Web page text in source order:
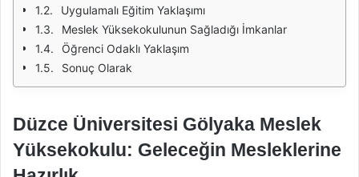
Uygulamalı Eğitim Yaklaşımı
Meslek Yüksekokulunun Sağladığı İmkanlar
Öğrenci Odaklı Yaklaşım
Sonuç Olarak
Düzce Üniversitesi Gölyaka Meslek
Yüksekokulu: Geleceğin Mesleklerine